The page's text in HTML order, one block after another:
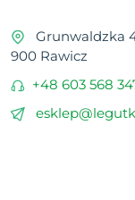
Grunwaldzka
900 Rawicz
+48 603 568